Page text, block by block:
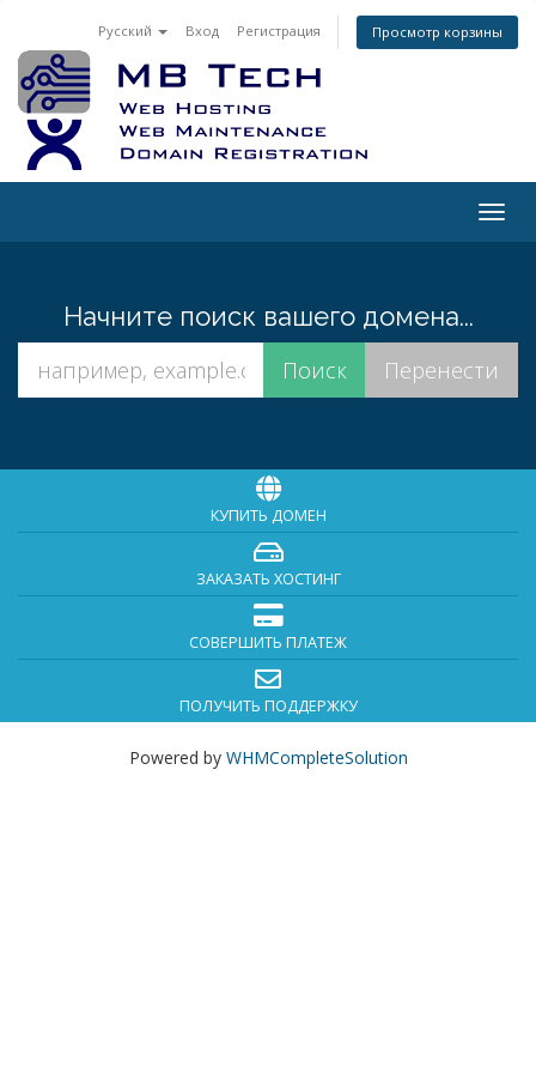
Русский Вход Регистрация Просмотр корзины
Начните поиск вашего домена...
КУПИТЬ ДОМЕН
ЗАКАЗАТЬ ХОСТИНГ
СОВЕРШИТЬ ПЛАТЕЖ
ПОЛУЧИТЬ ПОДДЕРЖКУ
Powered by WHMCompleteSolution